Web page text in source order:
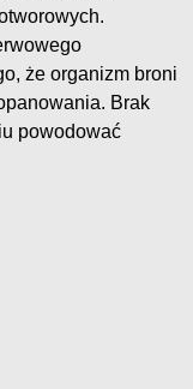
że organizm broni
Brak
powodować